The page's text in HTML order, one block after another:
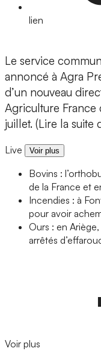
lien
Le service
annoncé à Agra
d’un nouveau
Agriculture France
juillet. (Lire la suite
Live Voir plus
Bovins :
de la France et
Incendies : à
pour avoir
Ours : en
arrêtés
Voir plus